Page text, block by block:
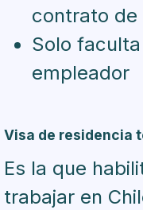
contrato de
Solo
empleador
Visa de residencia
Es la que
trabajar en